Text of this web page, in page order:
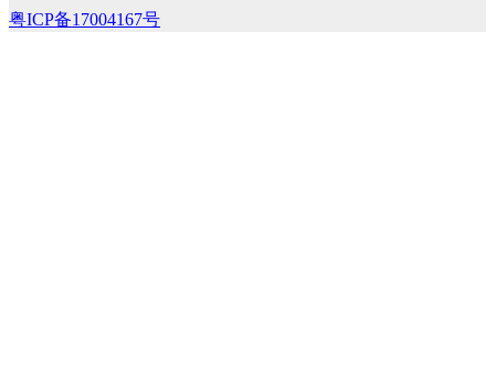
粤ICP备17004167号